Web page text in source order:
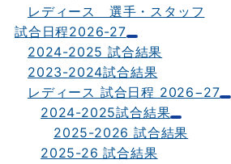
レディース 選手・スタッフ
試合日程2026-27
2024-2025 試合結果
2023-2024試合結果
レディース 試合日程 2026−27
2024-2025試合結果
2025-2026 試合結果
2025-26 試合結果